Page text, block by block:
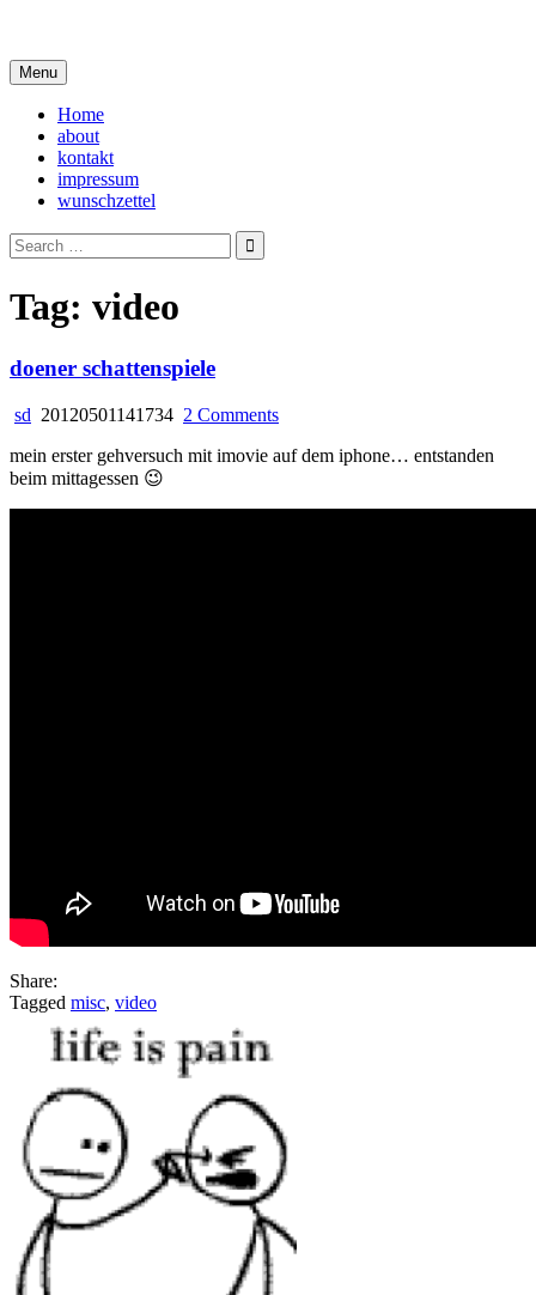
content
Menu
Home
about
kontakt
impressum
wunschzettel
Search
for:
Tag: video
doener schattenspiele
sd 20120501141734 2 Commentson
schattenspiele
mein erster gehversuch mit imovie auf dem iphone… entstanden
beim mittagessen 😉
Share:
Tagged misc, video